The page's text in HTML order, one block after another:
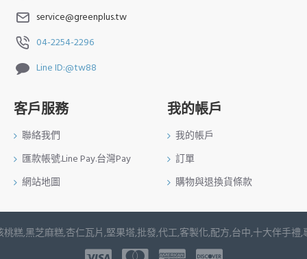
service@greenplus.tw
04-2254-2296
Line ID:@tw88
客戶服務
聯絡我們
匯款帳號.Line Pay.台灣Pay
網站地圖
我的帳戶
我的帳戶
訂單
購物與退換貨條款
桃糕,黑芝麻糕,杏仁瓦片,堅果塔,批發,代工,客製化,配方,台中,十大伴手禮,